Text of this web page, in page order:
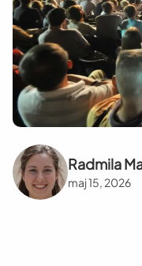
Radmila
maj 15, 2026